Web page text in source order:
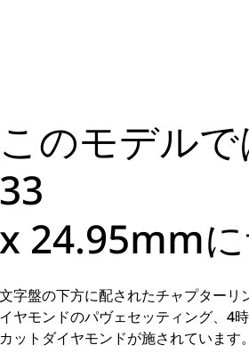
このモデル
33
x 24.95mm
文字盤の下方に配されたチャプター
イヤモンドのパヴェセッティング、4
カットダイヤモンドが施されています